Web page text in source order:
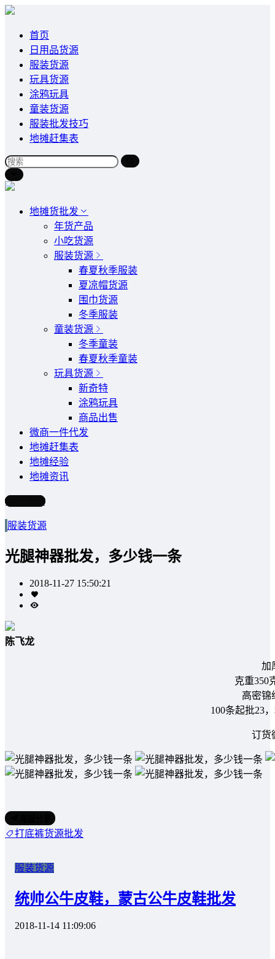
首页
日用品货源
服装货源
玩具货源
涂鸦玩具
童装货源
服装批发技巧
地摊赶集表
地摊货批发
年货产品
小吃货源
服装货源
春夏秋季服装
夏凉帽货源
围巾货源
冬季服装
童装货源
冬季童装
春夏秋季童装
玩具货源
新奇特
涂鸦玩具
商品出售
微商一件代发
地摊赶集表
地摊经验
地摊资讯
写文章
服装货源
光腿神器批发，多少钱一条
2018-11-27 15:50:21
陈飞龙
加
克重350
高密锦
100条起批23
订货
打底裤货源批发
服装货源
统帅公牛皮鞋，蒙古公牛皮鞋批发
2018-11-14 11:09:06